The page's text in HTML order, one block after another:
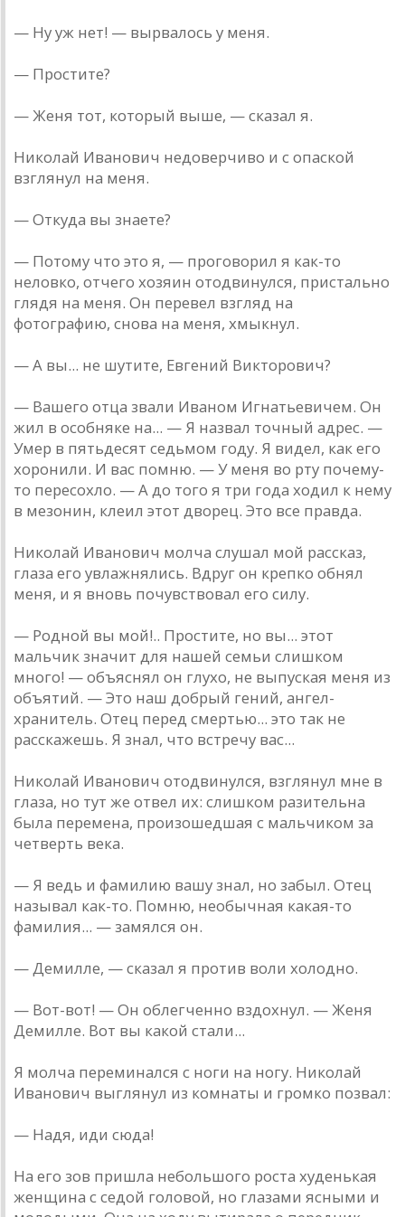
— Ну уж нет! — вырвалось у меня.
— Простите?
— Женя тот, который выше, — сказал я.
Николай Иванович недоверчиво и с опаской
взглянул на меня.
— Откуда вы знаете?
— Потому что это я, — проговорил я как-то
неловко, отчего хозяин отодвинулся, пристально
глядя на меня. Он перевел взгляд на
фотографию, снова на меня, хмыкнул.
— А вы... не шутите, Евгений Викторович?
— Вашего отца звали Иваном Игнатьевичем. Он
жил в особняке на... — Я назвал точный адрес. —
Умер в пятьдесят седьмом году. Я видел, как его
хоронили. И вас помню. — У меня во рту почему-
то пересохло. — А до того я три года ходил к нему
в мезонин, клеил этот дворец. Это все правда.
Николай Иванович молча слушал мой рассказ,
глаза его увлажнялись. Вдруг он крепко обнял
меня, и я вновь почувствовал его силу.
— Родной вы мой!.. Простите, но вы... этот
мальчик значит для нашей семьи слишком
много! — объяснял он глухо, не выпуская меня из
объятий. — Это наш добрый гений, ангел-
хранитель. Отец перед смертью... это так не
расскажешь. Я знал, что встречу вас...
Николай Иванович отодвинулся, взглянул мне в
глаза, но тут же отвел их: слишком разительна
была перемена, произошедшая с мальчиком за
четверть века.
— Я ведь и фамилию вашу знал, но забыл. Отец
называл как-то. Помню, необычная какая-то
фамилия... — замялся он.
— Демилле, — сказал я против воли холодно.
— Вот-вот! — Он облегченно вздохнул. — Женя
Демилле. Вот вы какой стали...
Я молча переминался с ноги на ногу. Николай
Иванович выглянул из комнаты и громко позвал:
— Надя, иди сюда!
На его зов пришла небольшого роста худенькая
женщина с седой головой, но глазами ясными и